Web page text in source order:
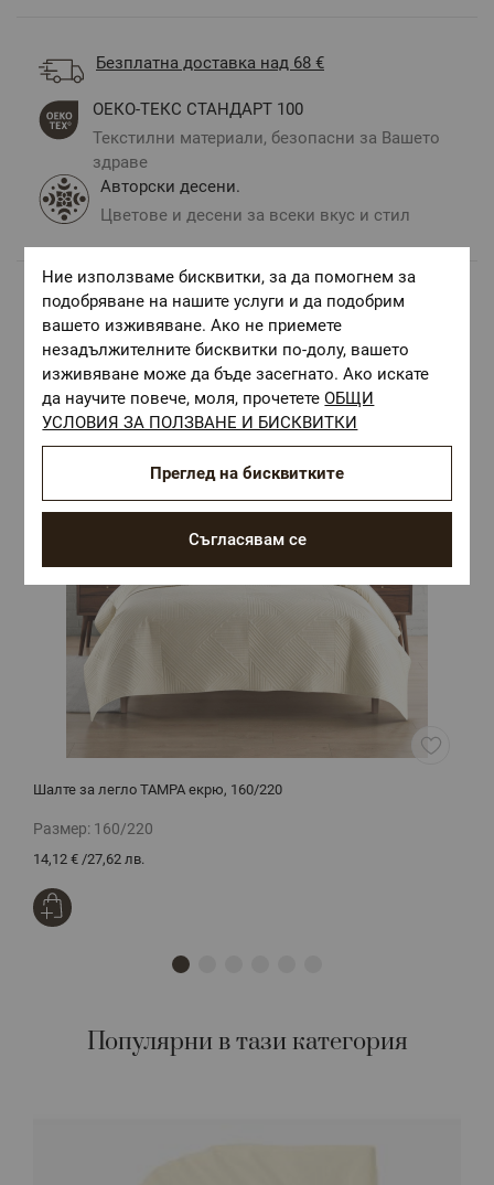
Безплатна доставка над 68 €
ОЕКО-ТЕКС СТАНДАРТ 100
Текстилни материали, безопасни за Вашето
здраве
Авторски десени.
Цветове и десени за всеки вкус и стил
Комбинирай с
Шалте за легло ТАМРА екрю, 160/220
Размер: 160/220
14,12 € /27,62 лв.
Популярни в тази категория
Ние използваме бисквитки, за да помогнем за
подобряване на нашите услуги и да подобрим
вашето изживяване. Ако не приемете
незадължителните бисквитки по-долу, вашето
изживяване може да бъде засегнато. Ако искате
да научите повече, моля, прочететеОБЩИ
УСЛОВИЯ ЗА ПОЛЗВАНЕ И БИСКВИТКИ
Съгласявам се
Преглед на бисквитките